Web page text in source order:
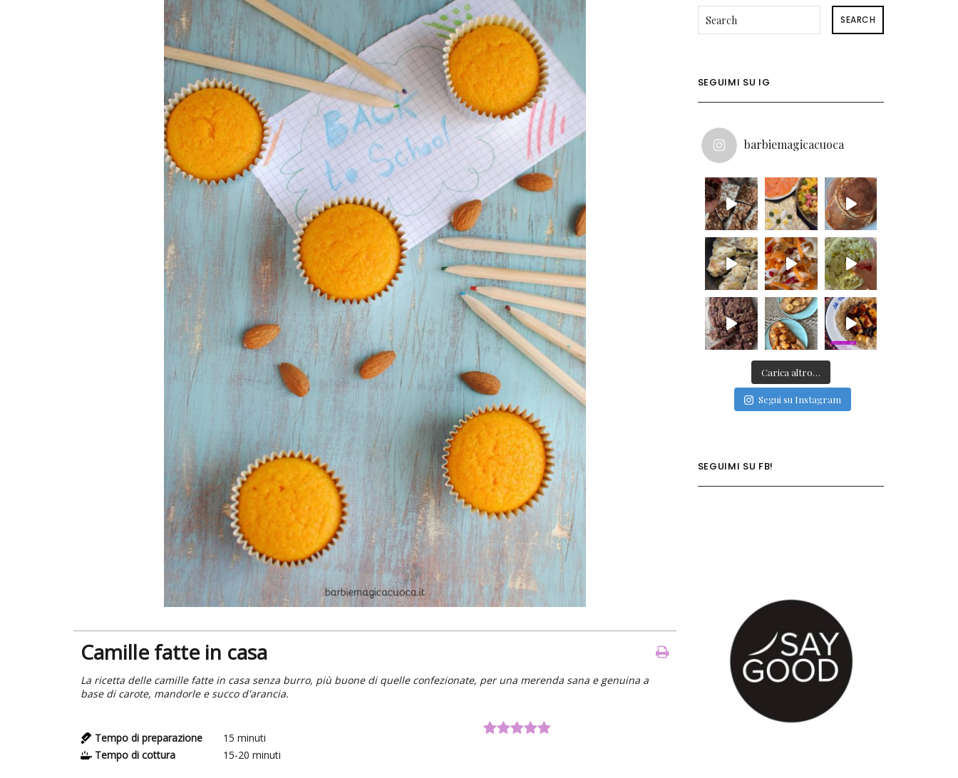
Camille fatte in casa
La ricetta delle camille fatte in casa senza burro, più buone di quelle confezionate, per una merenda sana e genuina a
base di carote, mandorle e succo d'arancia.
Tempo di preparazione 15 minuti
Tempo di cottura
15-20 minuti
SEARCH
SEGUIMI SU IG
barbiemagicacuoca
Carica altro…
Segui su Instagram
SEGUIMI SU FB!